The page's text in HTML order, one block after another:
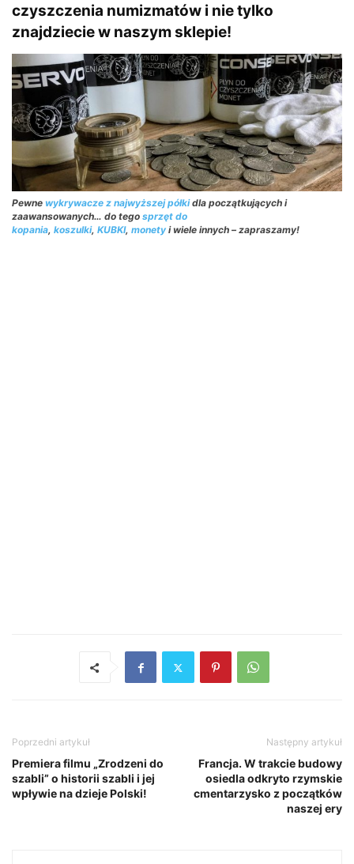
czyszczenia numizmatów i nie tylko
znajdziecie w naszym sklepie!
Pewne wykrywacze z najwyższej półkidla początkujących i
zaawansowanych… do tego sprzęt do
kopania, koszulki, KUBKI, monety i wiele innych – zapraszamy!
Poprzedni artykuł
Premiera filmu „Zrodzeni do
szabli” o historii szabli i jej
wpływie na dzieje Polski!
Następny artykuł
Francja. W trakcie budowy
osiedla odkryto rzymskie
cmentarzysko z początków
naszej ery